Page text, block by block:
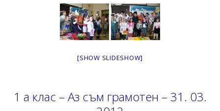
[SHOW SLIDESHOW]
1 а клас – Аз съм грамотен – 31. 03.